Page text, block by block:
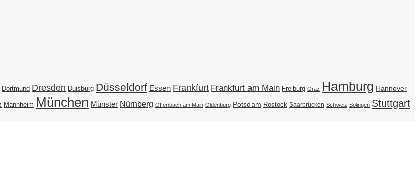
Dortmund Dresden Duisburg Düsseldorf Essen Frankfurt Frankfurt am Main Freiburg Graz Hamburg Hannover
Mannheim München Münster Nürnberg Offenbach am Main Oldenburg Potsdam Rostock Saarbrücken Schweiz Solingen Stuttgart